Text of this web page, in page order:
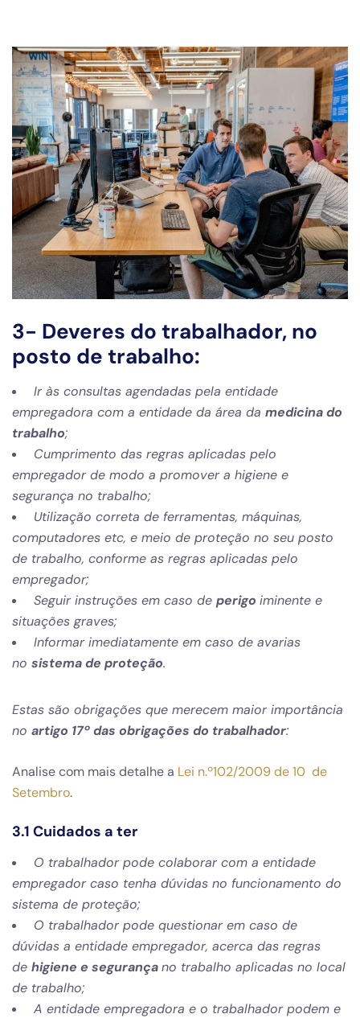
3- Deveres do trabalhador, no
posto de trabalho:
Ir às consultas agendadas pela entidade
empregadora com a entidade da área da medicina do
trabalho;
Cumprimento das regras aplicadas pelo
empregador de modo a promover a higiene e
segurança no trabalho;
Utilização correta de ferramentas, máquinas,
computadores etc, e meio de proteção no seu posto
de trabalho, conforme as regras aplicadas pelo
empregador;
Seguir instruções em caso de perigo iminente e
situações graves;
Informar imediatamente em caso de avarias
no sistema de proteção.
Estas são obrigações que merecem maior importância
no artigo 17º das obrigações do trabalhador:
Analise com mais detalhe a Lei n.º102/2009 de 10 de
Setembro.
3.1 Cuidados a ter
O trabalhador pode colaborar com a entidade
empregador caso tenha dúvidas no funcionamento do
sistema de proteção;
O trabalhador pode questionar em caso de
dúvidas a entidade empregador, acerca das regras
de higiene e segurançano trabalho aplicadas no local
de trabalho;
A entidade empregadora e o trabalhador podem e